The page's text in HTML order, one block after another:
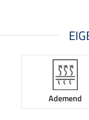
Ademend